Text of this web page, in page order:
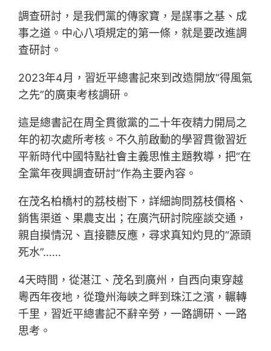
調查研討，是我們黨的傳家寶，是謀事之基、成
事之道。中心八項規定的第一條，就是要改進調
查研討。
2023年4月，習近平總書記來到改造開放“得風氣
之先”的廣東考核調研。
這是總書記在周全貫徹黨的二十年夜精力開局之
年的初次處所考核。不久前啟動的學習貫徹習近
平新時代中國特點社會主義思惟主題教導，把“在
全黨年夜興調查研討”作為主要內容。
在茂名柏橋村的荔枝樹下，詳細詢問荔枝價格、
銷售渠道、果農支出；在廣汽研討院座談交通，
親自摸情況、直接聽反應，尋求真知灼見的“源頭
死水”……
4天時間，從湛江、茂名到廣州，自西向東穿越
粵西年夜地，從瓊州海峽之畔到珠江之濱，輾轉
千里，習近平總書記不辭辛勞，一路調研、一路
思考。